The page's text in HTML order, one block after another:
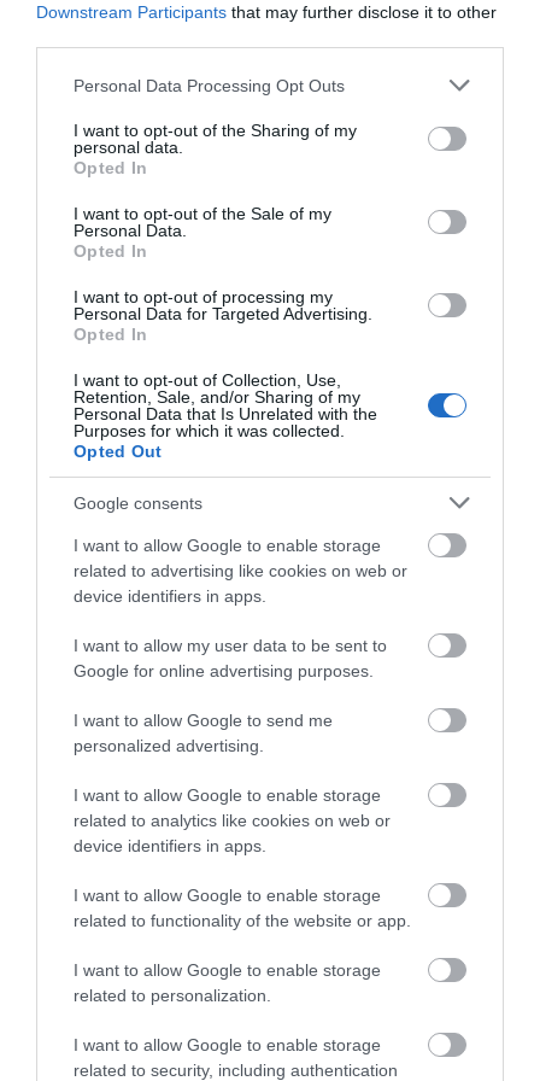
Downstream Participants that may further disclose it to other
Please note that this website/app uses one or more Google
not limited to your visit or usage behaviour. You may click to
grant or deny consent to Google and its third-party tags to
use your data for below specified purposes in below Google
consent section.
Personal Data Processing Opt Outs
I want to opt-out of the Sharing of my
personal data.
Opted In
I want to opt-out of the Sale of my
Personal Data.
Opted In
I want to opt-out of processing my
Personal Data for Targeted Advertising.
Opted In
I want to opt-out of Collection, Use,
Retention, Sale, and/or Sharing of my
Personal Data that Is Unrelated with the
Purposes for which it was collected.
Opted Out
Google consents
I want to allow Google to enable storage
related to advertising like cookies on web or
device identifiers in apps.
I want to allow my user data to be sent to
Google for online advertising purposes.
I want to allow Google to send me
personalized advertising.
I want to allow Google to enable storage
related to analytics like cookies on web or
device identifiers in apps.
I want to allow Google to enable storage
related to functionality of the website or app.
I want to allow Google to enable storage
related to personalization.
I want to allow Google to enable storage
related to security, including authentication
Φωτιά στη Σκύρο: Πηγαίνουν ενισχύσεις στο
Κύμης
Έρχεται το νέο υπερσύγχρονο αθλητικό
κέντρο στην Εύβοια – Υπογράφτηκε η σύμβαση
Καμία μόνιμη πρόσληψη δασκάλων στην
Εύβοια – Το θέμα πάει στην βουλή
Εύβοια: Τέλος στις παράνομες χωματερές –
Έρχονται πρόστιμα για όσους πετούν ογκώδη
Ακολουθήστε το evima.gr στοGoogle News
Διαβάστε όλες τιςειδήσεις για την Εύβοια
Ελλάδακαι τονΚόσμοστοevima.gr
TAGS: ΑΠΟΡΡΙΜΜΑΤΑ
ΕΙΔΗΣΕΙΣ ΕΥΒΟΙΑ
ΕΥΒΟΙΑ
ΝΕΑ ΕΥΒΟΙΑ ΣΚΟΥΠΙΔΙΑ
ΡΟΗ ΕΙΔΗΣΕΩΝ
Φωτιά στη Σκύρο: Πηγαίνουν
ενισχύσεις στο Νησί – Τώρα
Κύμης
06.08.2026 | 17:40
αθλητικό κέντρο στην Εύβοια –
Υπογράφτηκε η σύμβαση
Προφυλακίστηκε ο 44χρονος για
06.08.2026 | 17:00